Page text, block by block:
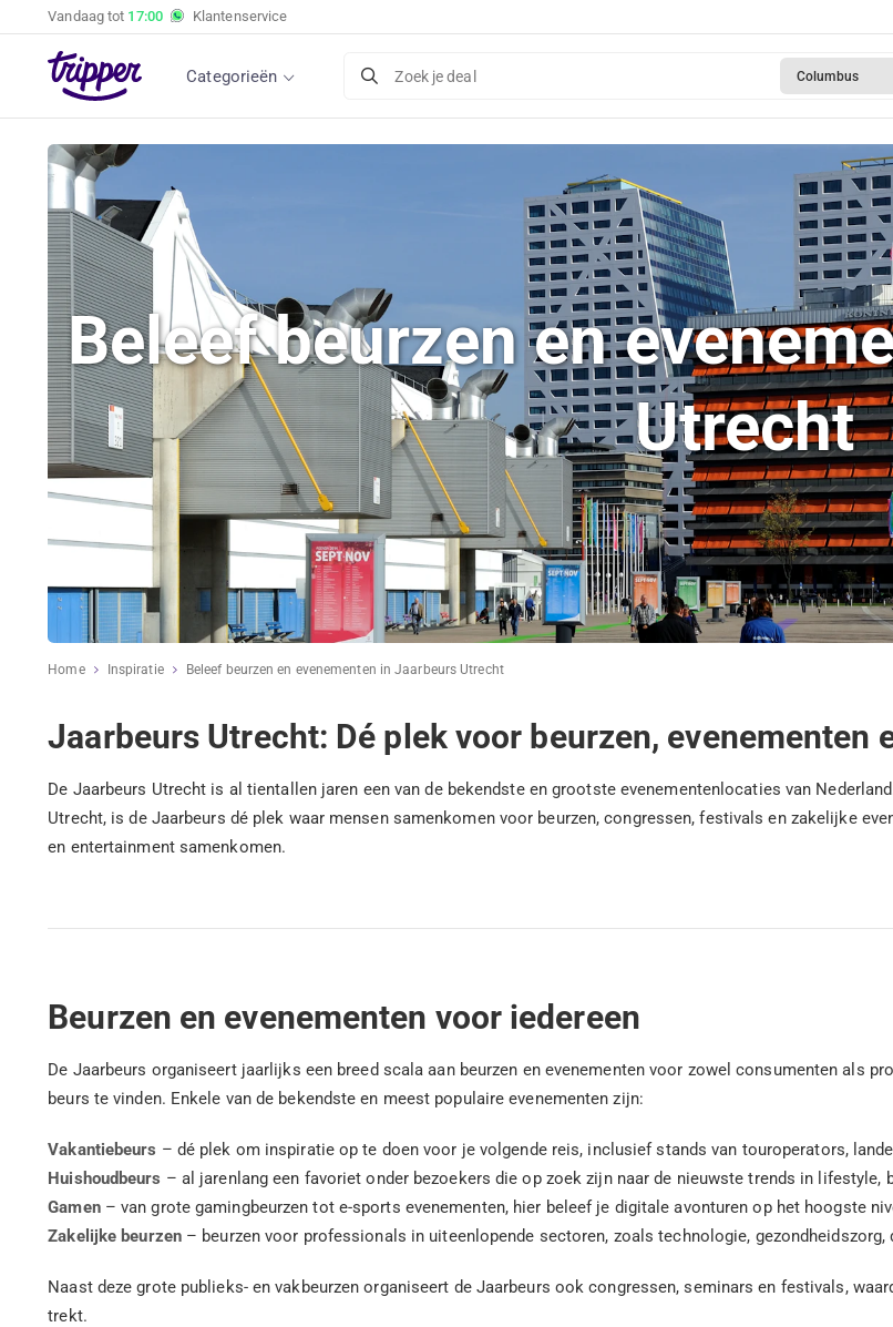
Vandaag tot 17:00 Klantenservice
Categorieën Zoek je deal Columbus
Beleef beurzen en
Utrecht
Home Inspiratie Beleef beurzen en evenementen in Jaarbeurs Utrecht
Jaarbeurs Utrecht: Dé plek voor beurzen, evenementen
De Jaarbeurs Utrecht is al tientallen jaren een van de bekendste en grootste evenementenlocaties van
Utrecht, is de Jaarbeurs dé plek waar mensen samenkomen voor beurzen, congressen, festivals en zakelijke
en entertainment samenkomen.
Beurzen en evenementen voor iedereen
De Jaarbeurs organiseert jaarlijks een breed scala aan beurzen en evenementen voor zowel consumenten als
beurs te vinden. Enkele van de bekendste en meest populaire evenementen zijn:
Vakantiebeurs – dé plek om inspiratie op te doen voor je volgende reis, inclusief stands van touroperators,
Huishoudbeurs – al jarenlang een favoriet onder bezoekers die op zoek zijn naar de nieuwste trends in lifestyle,
Gamen– van grote gamingbeurzen tot e-sports evenementen, hier beleef je digitale avonturen op het hoogste
Zakelijke beurzen – beurzen voor professionals in uiteenlopende sectoren, zoals technologie, gezondheidszorg,
Naast deze grote publieks- en vakbeurzen organiseert de Jaarbeurs ook congressen, seminars en festivals,
trekt.